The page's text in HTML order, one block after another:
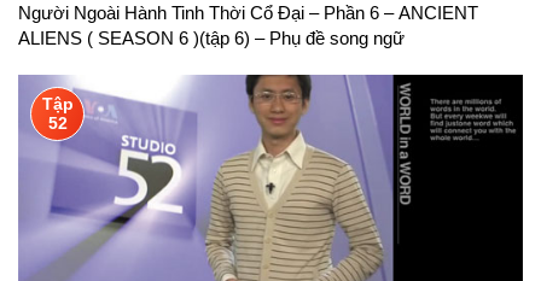
Người Ngoài Hành Tinh Thời Cổ Đại – Phần 6 – ANCIENT
ALIENS ( SEASON 6 )(tập 6) – Phụ đề song ngữ
Tập
52